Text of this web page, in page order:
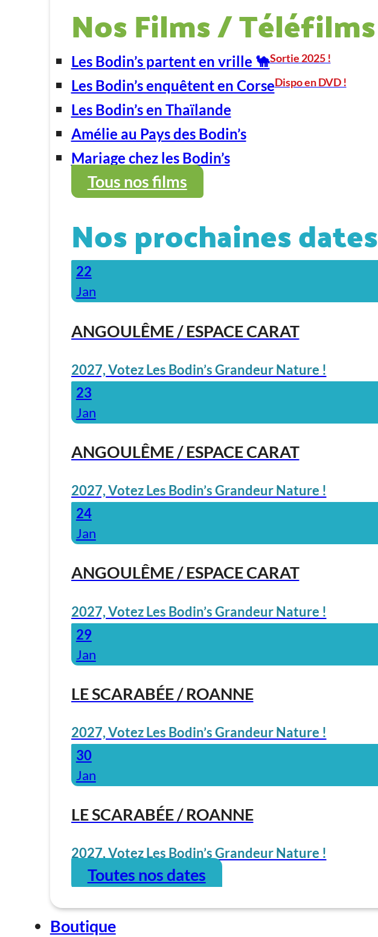
Nos Films / Téléfilms
Les Bodin’s partent en vrille 🐪Sortie 2025 !
Les Bodin’s enquêtent en CorseDispo en DVD !
Les Bodin’s en Thaïlande
Amélie au Pays des Bodin’s
Mariage chez les Bodin’s
Tous nos films
Nos prochaines dates
22
Jan
ANGOULÊME / ESPACE CARAT
2027, Votez Les Bodin’s Grandeur Nature !
23
Jan
ANGOULÊME / ESPACE CARAT
2027, Votez Les Bodin’s Grandeur Nature !
24
Jan
ANGOULÊME / ESPACE CARAT
2027, Votez Les Bodin’s Grandeur Nature !
29
Jan
LE SCARABÉE / ROANNE
2027, Votez Les Bodin’s Grandeur Nature !
30
Jan
LE SCARABÉE / ROANNE
2027, Votez Les Bodin’s Grandeur Nature !
Toutes nos dates
Boutique